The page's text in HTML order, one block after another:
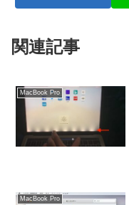
関連記事
MacBook Pro
MacBook Pro